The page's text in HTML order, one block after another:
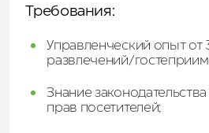
Требования:
Управленческий опыт от
развлечений/
Знание
прав посетителей;